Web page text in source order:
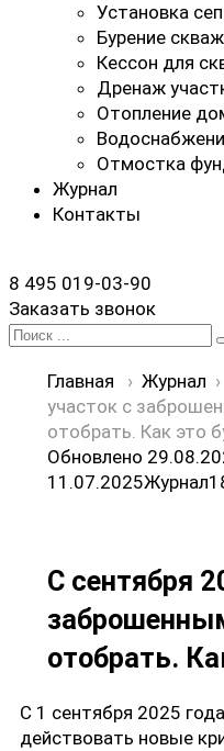
Установка
Бурение
Кессон для
Дренаж
Отопление
Отмостка
Журнал
Контакты
8 495 019-03-90
Заказать звонок
Search
Главная
› Журнал ›
участок с
отобрать. Как это
Обновлено
11.07.2025Журнал
С сентября
отобрать.
С 1 сентября 2025
действовать новые